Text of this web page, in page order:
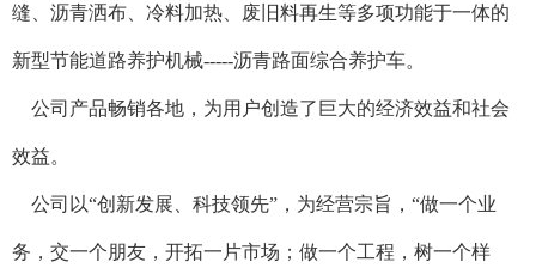
缝、沥青洒布、冷料加热、废旧料再生等多项功能于一体的
新型节能道路养护机械-----沥青路面综合养护车。
公司产品畅销各地，为用户创造了巨大的经济效益和社会
效益。
公司以“创新发展、科技领先”，为经营宗旨，“做一个业
务，交一个朋友，开拓一片市场；做一个工程，树一个样